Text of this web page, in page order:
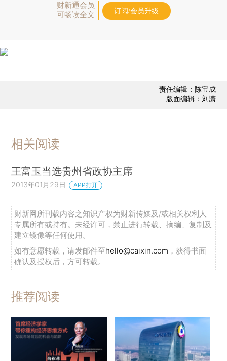
财新通会员
可畅读全文
订阅/会员升级
责任编辑：陈宝成
版面编辑：刘潇
相关阅读
王富玉当选贵州省政协主席
2013年01月29日 APP打开
财新网所刊载内容之知识产权为财新传媒及/或相关权利人
专属所有或持有。未经许可，禁止进行转载、摘编、复制及
建立镜像等任何使用。
如有意愿转载，请发邮件至hello@caixin.com ，获得书面
确认及授权后，方可转载。
推荐阅读